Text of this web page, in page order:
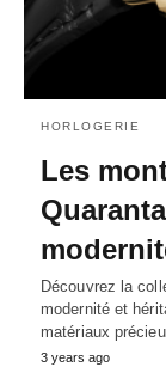
HORLOGERIE
Les
Découvrez la
modernité et
matériaux
3 years ago